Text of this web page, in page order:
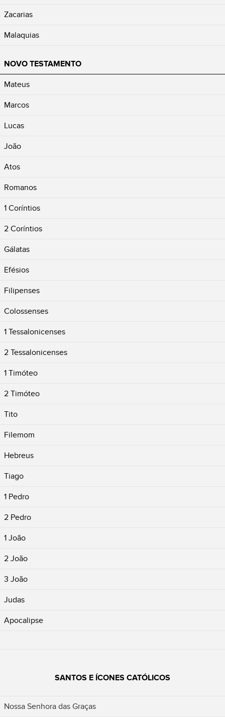
Zacarias
Malaquias
NOVO TESTAMENTO
Mateus
Marcos
Lucas
João
Atos
Romanos
1 Coríntios
2 Coríntios
Gálatas
Efésios
Filipenses
Colossenses
1 Tessalonicenses
2 Tessalonicenses
1 Timóteo
2 Timóteo
Tito
Filemom
Hebreus
Tiago
1 Pedro
2 Pedro
1 João
2 João
3 João
Judas
Apocalipse
SANTOS E ÍCONES CATÓLICOS
Nossa Senhora das Graças